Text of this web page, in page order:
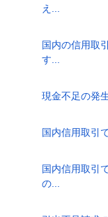
え...
国内の信用取
す...
現金不足の発
国内信用取引
国内信用取引
の...